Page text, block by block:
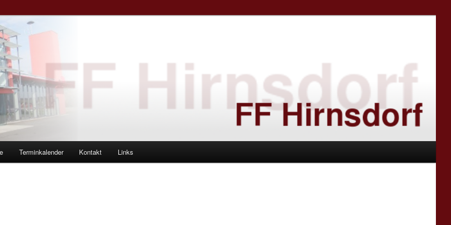
Terminkalender Kontakt Links